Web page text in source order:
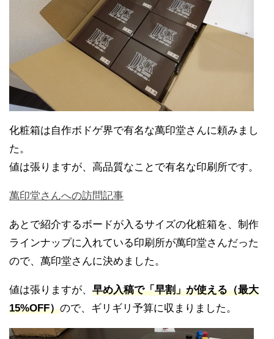
化粧箱は自作ボドゲ界で有名な萬印堂さんに頼みまし
た。
値は張りますが、高品質なことで有名な印刷所です。
萬印堂さんへの訪問記事
あとで紹介するボードが入るサイズの化粧箱を、制作
ラインナップに入れている印刷所が萬印堂さんだった
ので、萬印堂さんに決めました。
値は張りますが、 早め入稿で「早割」が使える（最大
15%OFF）ので、ギリギリ予算に収まりました。